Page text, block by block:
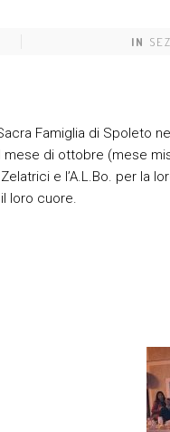
IN
Famiglia di Spoleto
di ottobre (mese
e l’A.L.Bo. per la
loro cuore.